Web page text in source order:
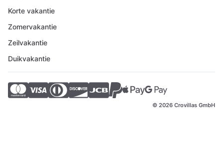
Korte vakantie
Zomervakantie
Zeilvakantie
Duikvakantie
© 2026 Crovillas GmbH